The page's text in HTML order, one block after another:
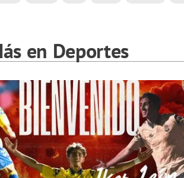
en Deportes